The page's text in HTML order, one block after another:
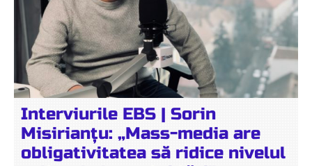
Interviurile EBS | Sorin
Misirianțu: „Mass-media are
obligativitatea să ridice nivelul